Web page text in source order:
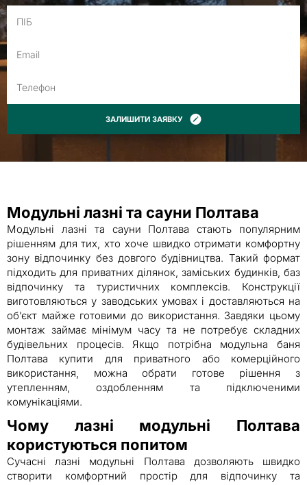
ЗАЛИШИТИ ЗАЯВКУ
Модульні лазні та сауни Полтава
Модульні лазні та сауни Полтава стають популярним
рішенням для тих, хто хоче швидко отримати комфортну
зону відпочинку без довгого будівництва. Такий формат
підходить для приватних ділянок, заміських будинків, баз
відпочинку та туристичних комплексів. Конструкції
виготовляються у заводських умовах і доставляються на
об’єкт майже готовими до використання. Завдяки цьому
монтаж займає мінімум часу та не потребує складних
будівельних процесів. Якщо потрібна модульна баня
Полтава купити для приватного або комерційного
використання, можна обрати готове рішення з
утепленням, оздобленням та підключеними
комунікаціями.
Чому лазні модульні Полтава
користуються попитом
Сучасні лазні модульні Полтава дозволяють швидко
створити комфортний простір для відпочинку та